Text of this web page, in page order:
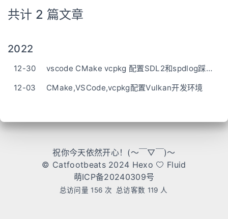
共计 2 篇文章
2022
12-30
vscode CMake vcpkg 配置SDL2和spdlog踩的亿些坑
12-03
CMake,VSCode,vcpkg配置Vulkan开发环境
祝你今天依然开心！(～￣▽￣)～
© Catfootbeats 2024 Hexo
Fluid
萌ICP备20240309号
总访问量156 次 总访客数 119 人